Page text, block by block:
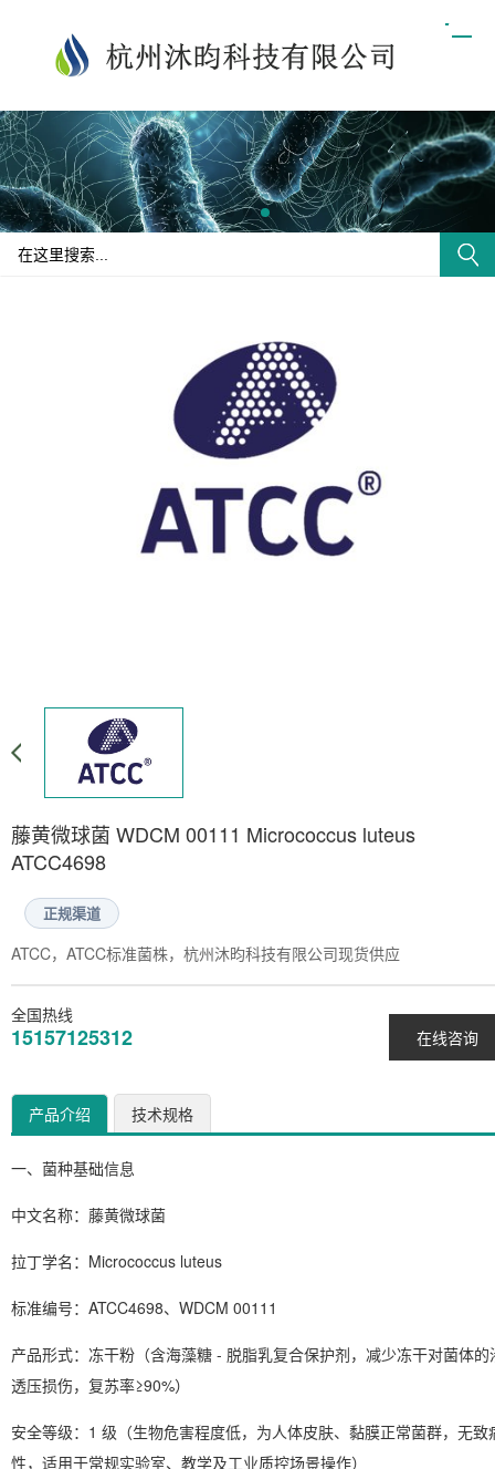
藤黄微球菌 WDCM 00111 Micrococcus luteus
ATCC4698
正规渠道
ATCC，ATCC标准菌株，杭州沐昀科技有限公司现货供应
在线咨询
全国热线
15157125312
产品介绍 技术规格
一、菌种基础信息
中文名称：藤黄微球菌
拉丁学名 ： Micrococcus luteus
标准编号：ATCC4698、WDCM 00111
产品形式：冻干粉（含海藻糖 - 脱脂乳复合保护剂，减少冻干对菌体的
透压损伤，复苏率≥90%）
安全等级：1 级（生物危害程度低，为人体皮肤、黏膜正常菌群，无致
性，适用于常规实验室、教学及工业质控场景操作）